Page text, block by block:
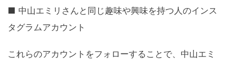
■ 中山エミリさんと同じ趣味や興味を持つ人のインス
タグラムアカウント
これらのアカウントをフォローすることで、中山エミ